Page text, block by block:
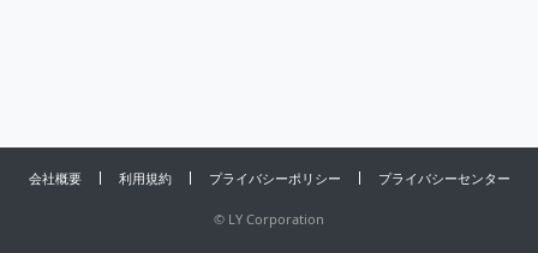
会社概要 利用規約 プライバシーポリシー プライバシーセンター
© LY Corporation